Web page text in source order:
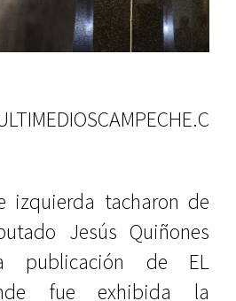
izquierda tacharon de
Jesús Quiñones
publicación de EL
fue exhibida la